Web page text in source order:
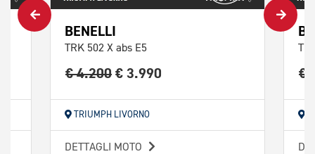
BENELLI
TRK 502 X abs E5
€ 4.200 € 3.990
TRIUMPH LIVORNO
DETTAGLI MOTO
€